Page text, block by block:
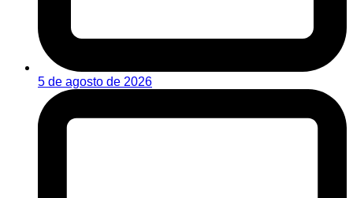
5 de agosto de 2026